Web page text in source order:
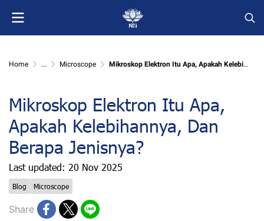
Home ... Microscope Mikroskop Elektron Itu Apa, Apakah Kelebihannya, Dan Berapa Jenisnya?
Mikroskop Elektron Itu Apa,
Apakah Kelebihannya, Dan
Berapa Jenisnya?
Last updated: 20 Nov 2025
Blog Microscope
Share